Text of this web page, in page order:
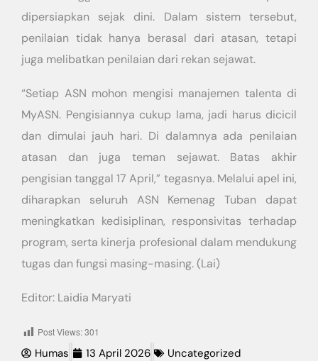
dipersiapkan sejak dini. Dalam sistem tersebut,
penilaian tidak hanya berasal dari atasan, tetapi
juga melibatkan penilaian dari rekan sejawat.
“Setiap ASN mohon mengisi manajemen talenta di
MyASN. Pengisiannya cukup lama, jadi harus dicicil
dan dimulai jauh hari. Di dalamnya ada penilaian
atasan dan juga teman sejawat. Batas akhir
pengisian tanggal 17 April,” tegasnya. Melalui apel ini,
diharapkan seluruh ASN Kemenag Tuban dapat
meningkatkan kedisiplinan, responsivitas terhadap
program, serta kinerja profesional dalam mendukung
tugas dan fungsi masing-masing. (Lai)
Editor: Laidia Maryati
Post Views:301
Humas 13 April 2026 Uncategorized